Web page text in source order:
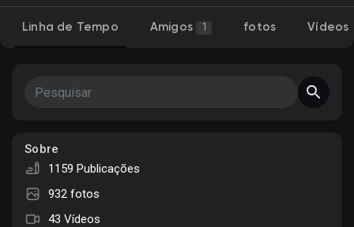
Meus Grupos
Encontrar Páginas
Páginas Curtidas
Linha de Tempo Amigos 1 fotos Vídeos
Sobre
1159 Publicações
932 fotos
43 Vídeos